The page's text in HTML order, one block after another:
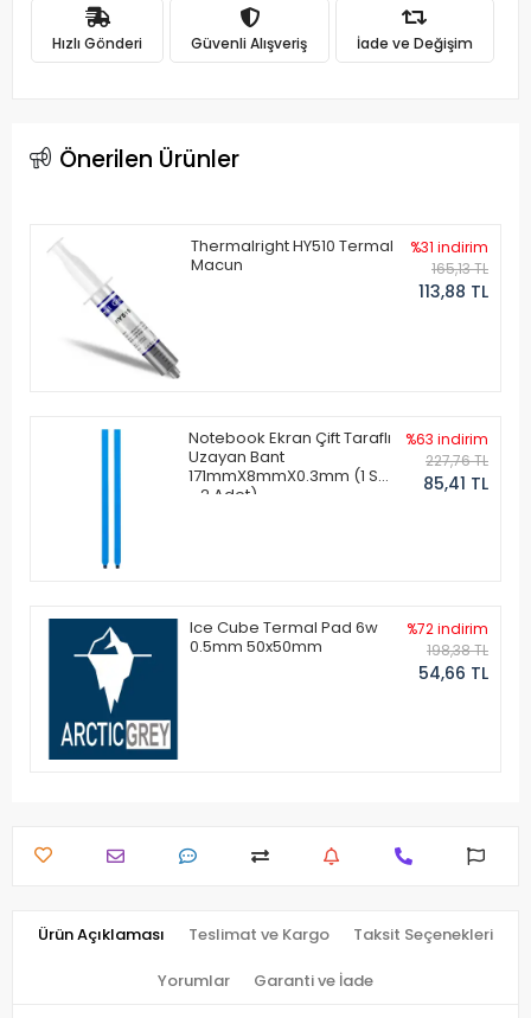
Hızlı Gönderi Güvenli Alışveriş İade ve Değişim
Önerilen Ürünler
Thermalright HY510 Termal
Macun
%31 indirim
165,13 TL
113,88 TL
Notebook Ekran Çift Taraflı
Uzayan Bant
171mmX8mmX0.3mm (1 Set
- 2 Adet)
%63 indirim
227,76 TL
85,41 TL
Ice Cube Termal Pad 6w
0.5mm 50x50mm
%72 indirim
198,38 TL
54,66 TL
Ürün Açıklaması Teslimat ve Kargo Taksit Seçenekleri
Yorumlar Garanti ve İade